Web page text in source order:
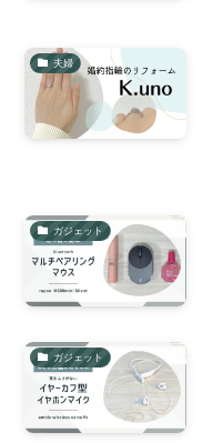
夫婦
ガジェット
ガジェット